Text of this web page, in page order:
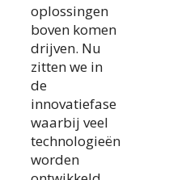
oplossingen
boven komen
drijven. Nu
zitten we in
de
innovatiefase
waarbij veel
technologieën
worden